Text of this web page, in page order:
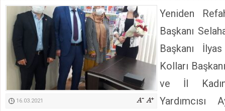
BÖLGEMİZ ÇUKUROVA’DA 2019 YILI PAMUK
İyi Parti Yüreğir İlçe Başkanı Enis Akyürek
Kimyasallardan Koruma Derneği Başkanı Cennet Çelik
16.03.2021
Yeniden
Başkanı
Başkanı
Kolları
ve İl